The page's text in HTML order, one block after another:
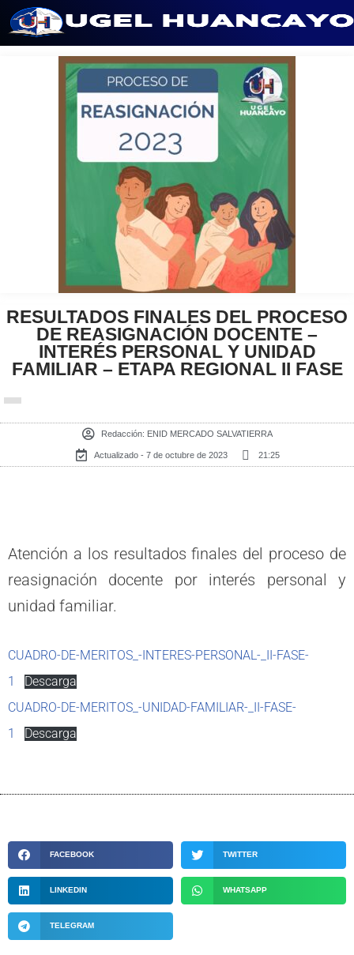
RESULTADOS FINALES DEL PROCESO
DE REASIGNACIÓN DOCENTE –
INTERÉS PERSONAL Y UNIDAD
FAMILIAR – ETAPA REGIONAL II FASE
Redacción: ENID MERCADO SALVATIERRA
Actualizado - 7 de octubre de 2023 21:25
Atención a los resultados finales del proceso de
reasignación docente por interés personal y
unidad familiar.
CUADRO-DE-MERITOS_-INTERES-PERSONAL-_II-FASE-
1
Descarga
CUADRO-DE-MERITOS_-UNIDAD-FAMILIAR-_II-FASE-
1
Descarga
FACEBOOK TWITTER
LINKEDIN WHATSAPP
TELEGRAM